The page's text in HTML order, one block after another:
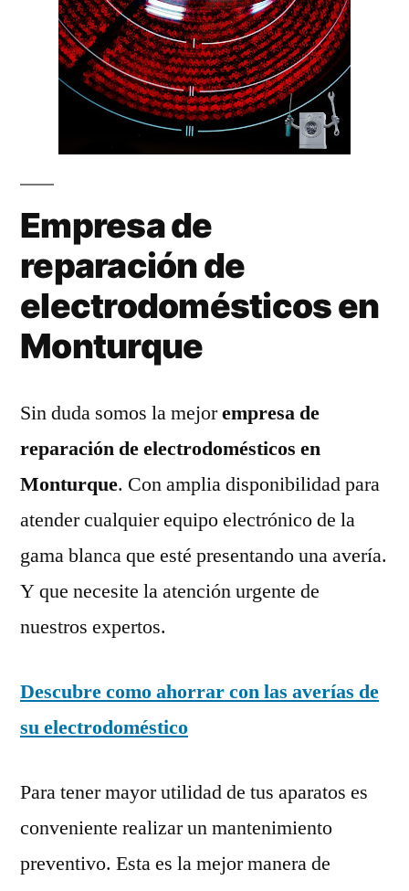
Empresa de
reparación de
electrodomésticos en
Monturque
Sin duda somos la mejorempresa de
reparación de electrodomésticos en
Monturque. Con amplia disponibilidad para
atender cualquier equipo electrónico de la
gama blanca que esté presentando una avería.
Y que necesite la atención urgente de
nuestros expertos.
Descubre como ahorrar con las averías de
su electrodoméstico
Para tener mayor utilidad de tus aparatos es
conveniente realizar un mantenimiento
preventivo. Esta es la mejor manera de